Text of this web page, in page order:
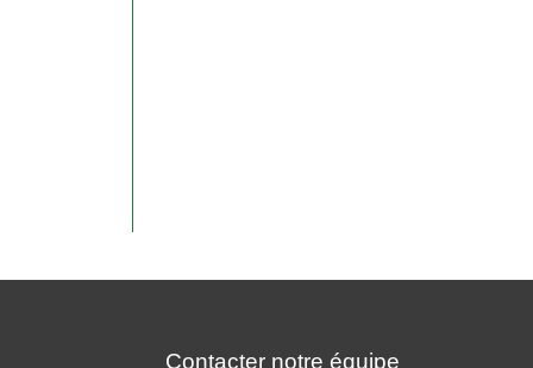
Contacter notre équipe